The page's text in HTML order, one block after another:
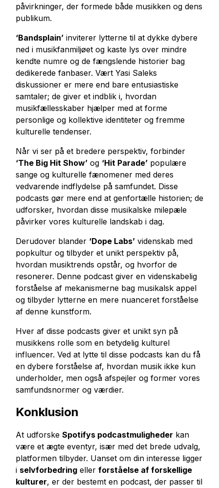
påvirkninger, der formede både musikken og dens
publikum.
‘Bandsplain’ inviterer lytterne til at dykke dybere
ned i musikfanmiljøet og kaste lys over mindre
kendte numre og de fængslende historier bag
dedikerede fanbaser. Vært Yasi Saleks
diskussioner er mere end bare entusiastiske
samtaler; de giver et indblik i, hvordan
musikfællesskaber hjælper med at forme
personlige og kollektive identiteter og fremme
kulturelle tendenser.
Når vi ser på et bredere perspektiv, forbinder
‘The Big Hit Show’ og ‘Hit Parade’ populære
sange og kulturelle fænomener med deres
vedvarende indflydelse på samfundet. Disse
podcasts gør mere end at genfortælle historien; de
udforsker, hvordan disse musikalske milepæle
påvirker vores kulturelle landskab i dag.
Derudover blander ‘Dope Labs’ videnskab med
popkultur og tilbyder et unikt perspektiv på,
hvordan musiktrends opstår, og hvorfor de
resonerer. Denne podcast giver en videnskabelig
forståelse af mekanismerne bag musikalsk appel
og tilbyder lytterne en mere nuanceret forståelse
af denne kunstform.
Hver af disse podcasts giver et unikt syn på
musikkens rolle som en betydelig kulturel
influencer. Ved at lytte til disse podcasts kan du få
en dybere forståelse af, hvordan musik ikke kun
underholder, men også afspejler og former vores
samfundsnormer og værdier.
Konklusion
At udforske Spotifys podcastmuligheder kan
være et ægte eventyr, især med det brede udvalg,
platformen tilbyder. Uanset om din interesse ligger
i selvforbedring eller forståelse af forskellige
kulturer, er der bestemt en podcast, der passer til